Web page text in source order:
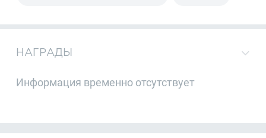
НАГРАДЫ
Информация временно отсутствует